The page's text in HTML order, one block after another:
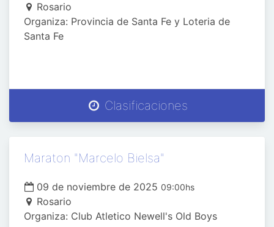
Rosario
Organiza: Provincia de Santa Fe y Loteria de
Santa Fe
Clasificaciones
Maraton "Marcelo Bielsa"
09 de noviembre de 2025 09:00hs
Rosario
Organiza: Club Atletico Newell's Old Boys